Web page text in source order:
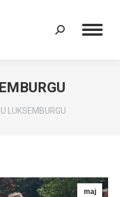
Search:
LUKSEMBURGU
maj